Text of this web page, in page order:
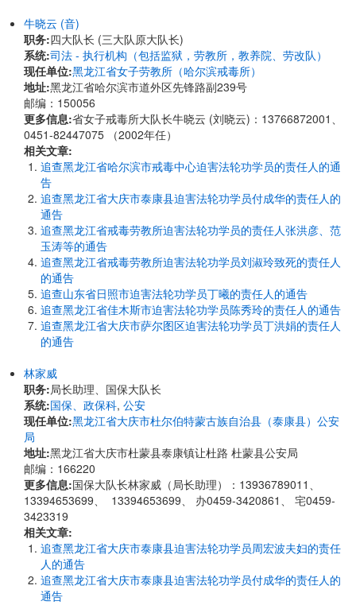
牛晓云 (音)
职务:四大队长 (三大队原大队长)
系统:司法 - 执行机构（包括监狱，劳教所，教养院、劳改队）
现任单位:黑龙江省女子劳教所（哈尔滨戒毒所）
地址:黑龙江省哈尔滨市道外区先锋路副239号
邮编：150056
更多信息:省女子戒毒所大队长牛晓云 (刘晓云)：13766872001、
0451-82447075 （2002年任）
相关文章:
追查黑龙江省哈尔滨市戒毒中心迫害法轮功学员的责任人的通
告
追查黑龙江省大庆市泰康县迫害法轮功学员付成华的责任人的
通告
追查黑龙江省戒毒劳教所迫害法轮功学员的责任人张洪彦、范
玉涛等的通告
追查黑龙江省戒毒劳教所迫害法轮功学员刘淑玲致死的责任人
的通告
追查山东省日照市迫害法轮功学员丁曦的责任人的通告
追查黑龙江省佳木斯市迫害法轮功学员陈秀玲的责任人的通告
追查黑龙江省大庆市萨尔图区迫害法轮功学员丁洪娟的责任人
的通告
林家威
职务:局长助理、国保大队长
系统:国保、政保科, 公安
现任单位:黑龙江省大庆市杜尔伯特蒙古族自治县（泰康县）公安
局
地址:黑龙江省大庆市杜蒙县泰康镇让杜路 杜蒙县公安局
邮编：166220
更多信息:国保大队长林家威（局长助理）：13936789011、
13394653699、 13394653699、 办0459-3420861、 宅0459-
3423319
相关文章:
追查黑龙江省大庆市泰康县迫害法轮功学员周宏波夫妇的责任
人的通告
追查黑龙江省大庆市泰康县迫害法轮功学员付成华的责任人的
通告